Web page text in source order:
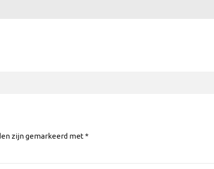
zijn gemarkeerd met *